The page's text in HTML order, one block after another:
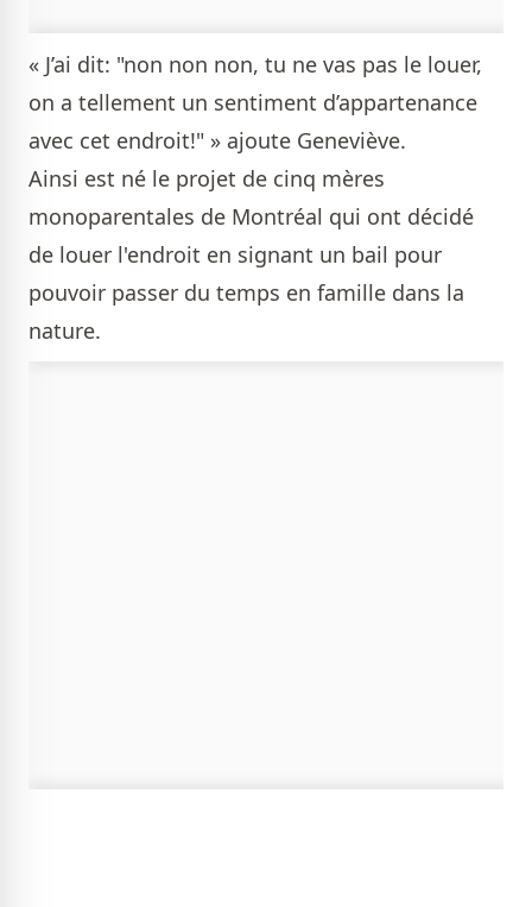
« J’ai dit: "non non non, tu ne vas pas le louer,
on a tellement un sentiment d’appartenance
avec cet endroit!" » ajoute Geneviève.
Ainsi est né le projet de cinq mères
monoparentales de Montréal qui ont décidé
de louer l'endroit en signant un bail pour
pouvoir passer du temps en famille dans la
nature.